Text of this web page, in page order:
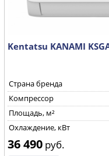
Kentatsu KANAMI
Страна бренда
Компрессор
Площадь, м²
Охлаждение, кВт
36 490 руб.